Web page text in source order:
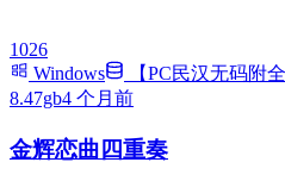
1026
Windows
【PC民汉无码附
8.47gb4 个月前
金辉恋曲四重奏